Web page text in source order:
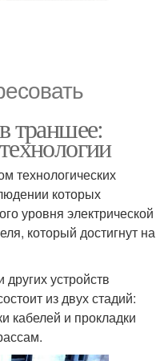
траншее:
технологических
которых
уровня электрической
который достигнут на
устройств
из двух стадий:
кабелей и прокладки